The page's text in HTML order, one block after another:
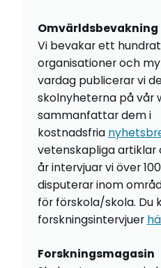
Omvärldsbevakning
Vi bevakar ett
organisationer och
vardag publicerar vi
skolnyheterna på vår
sammanfattar dem i
kostnadsfria
vetenskapliga artiklar
år intervjuar vi över
disputerar inom
för förskola/skola. Du
forskningsintervjuer
Forskningsmagasin